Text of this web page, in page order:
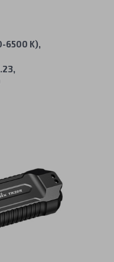
6500 K),